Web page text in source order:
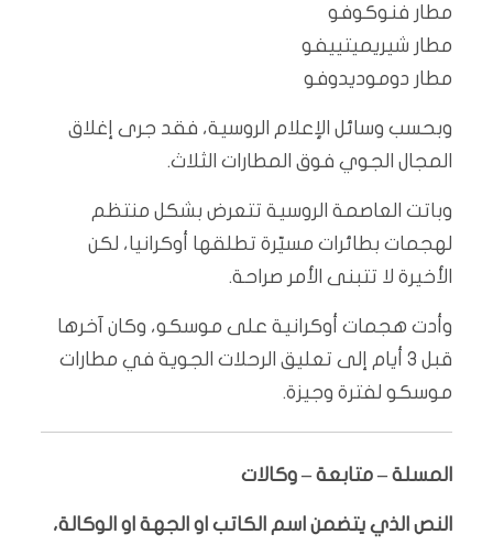
مطار فنوكوفو
مطار شيريميتييفو
مطار دوموديدوفو
وبحسب وسائل الإعلام الروسية، فقد جرى إغلاق
المجال الجوي فوق المطارات الثلاث.
وباتت العاصمة الروسية تتعرض بشكل منتظم
لهجمات بطائرات مسيّرة تطلقها أوكرانيا، لكن
الأخيرة لا تتبنى الأمر صراحة.
وأدت هجمات أوكرانية على موسكو، وكان آخرها
قبل 3 أيام إلى تعليق الرحلات الجوية في مطارات
موسكو لفترة وجيزة.
المسلة – متابعة – وكالات
النص الذي يتضمن اسم الكاتب او الجهة او الوكالة،